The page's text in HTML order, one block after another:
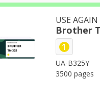
USE AGAIN
1
UA-B325Y
3500 pages